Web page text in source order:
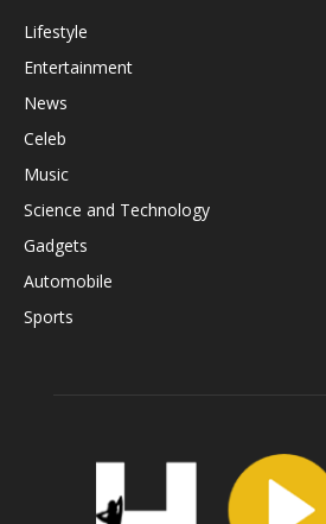
Lifestyle
Entertainment
News
Celeb
Music
Science and Technology
Gadgets
Automobile
Sports